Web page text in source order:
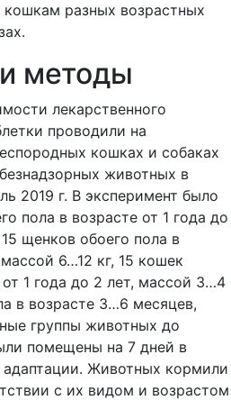
разных возрастных
методы
лекарственного
проводили на
кошках и собаках
животных в
2019 г. В эксперимент было
пола в возрасте от 1 года до
щенков обоего пола в
6…12 кг, 15 кошек
1 года до 2 лет, массой 3…4
в возрасте 3…6 месяцев,
группы животных до
помещены на 7 дней в
Животных кормили
с их видом и возрастом